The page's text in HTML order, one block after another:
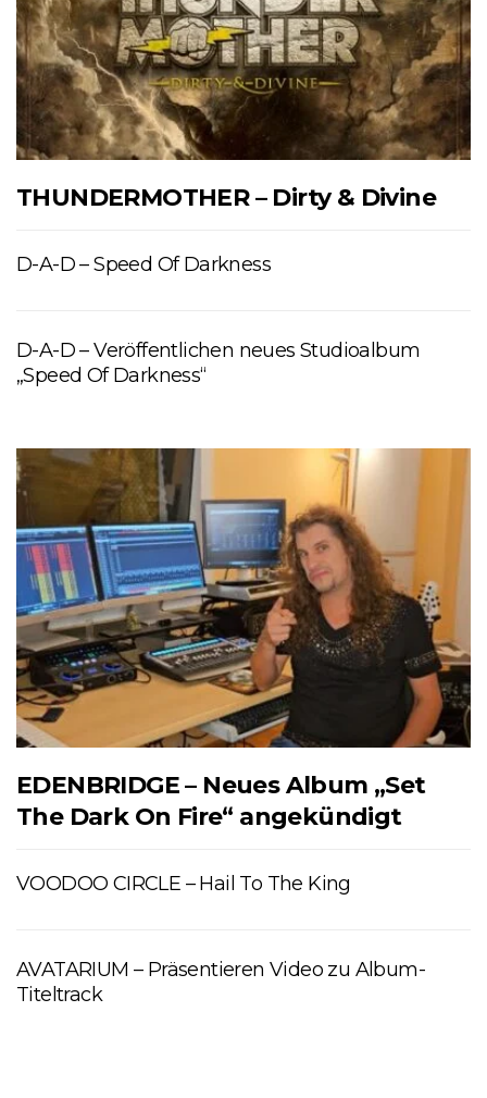
THUNDERMOTHER – Dirty & Divine
D-A-D – Speed Of Darkness
D-A-D – Veröffentlichen neues Studioalbum
„Speed Of Darkness“
EDENBRIDGE – Neues Album „Set
The Dark On Fire“ angekündigt
VOODOO CIRCLE – Hail To The King
AVATARIUM – Präsentieren Video zu Album-
Titeltrack